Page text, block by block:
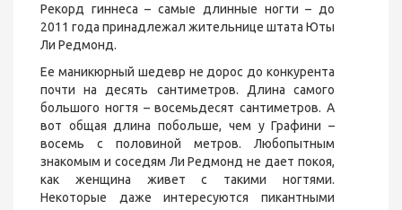
Рекорд гиннеса – самые длинные ногти – до
2011 года принадлежал жительнице штата Юты
Ли Редмонд.
Ее маникюрный шедевр не дорос до конкурента
почти на десять сантиметров. Длина самого
большого ногтя – восемьдесят сантиметров. А
вот общая длина побольше, чем у Графини –
восемь с половиной метров. Любопытным
знакомым и соседям Ли Редмонд не дает покоя,
как женщина живет с такими ногтями.
Некоторые даже интересуются пикантными